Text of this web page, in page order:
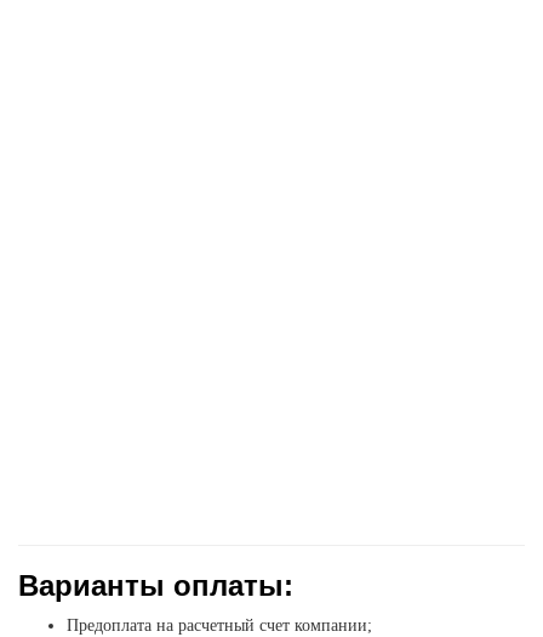
Варианты оплаты:
Предоплата на расчетный счет компании;